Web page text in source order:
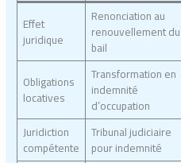
Effet
juridique
Renonciation au
renouvellement du
bail
Obligations
locatives
Transformation en
indemnité
d’occupation
Juridiction
compétente
Tribunal judiciaire
pour indemnité